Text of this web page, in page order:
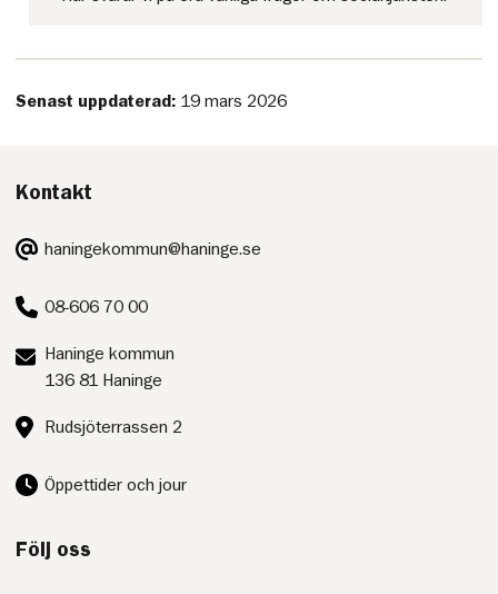
Senast uppdaterad: 19 mars 2026
Kontakt
E-
post:
haningekommun@haninge.se
Telefon:
08-606 70 00
Postadress:
Haninge kommun
136 81 Haninge
Besöksadress:
Rudsjöterrassen 2
Öppettider och jour
Följ oss